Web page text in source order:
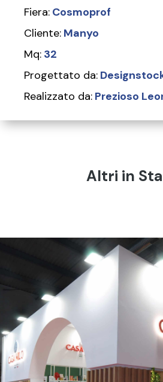
Fiera: Cosmoprof
Cliente: Manyo
Mq: 32
Progettato da:
Realizzato da: Prezioso
Altri in
CASA MILO |